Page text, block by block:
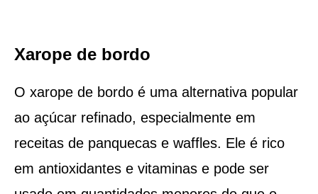
Xarope de bordo
O xarope de bordo é uma alternativa popular
ao açúcar refinado, especialmente em
receitas de panquecas e waffles. Ele é rico
em antioxidantes e vitaminas e pode ser